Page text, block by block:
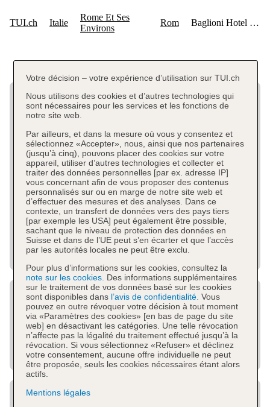
Votre décision – votre expérience d’utilisation sur TUI.ch
Nous utilisons des cookies et d’autres technologies qui
sont nécessaires pour les services et les fonctions de
notre site web.
Par ailleurs, et dans la mesure où vous y consentez et
sélectionnez «Accepter», nous, ainsi que nos partenaires
(jusqu’à cinq), pouvons placer des cookies sur votre
appareil, utiliser d’autres technologies et collecter et
traiter des données personnelles [par ex. adresse IP]
vous concernant afin de vous proposer des contenus
personnalisés sur ou en marge de notre site web et
d’effectuer des mesures et des analyses. Dans ce
contexte, un transfert de données vers des pays tiers
[par exemple les USA] peut également être possible,
sachant que le niveau de protection des données en
Suisse et dans de l’UE peut s’en écarter et que l’accès
par les autorités locales ne peut être exclu.
Pour plus d’informations sur les cookies, consultez la
note sur les cookies. Des informations supplémentaires
sur le traitement de vos données basé sur les cookies
sont disponibles dans l’avis de confidentialité. Vous
pouvez en outre révoquer votre décision à tout moment
via «Paramètres des cookies» [en bas de page du site
web] en désactivant les catégories. Une telle révocation
n’affecte pas la légalité du traitement effectué jusqu’à la
révocation. Si vous sélectionnez «Refuser» et déclinez
votre consentement, aucune offre individuelle ne peut
être proposée, seuls les cookies nécessaires étant alors
actifs.
Mentions légales